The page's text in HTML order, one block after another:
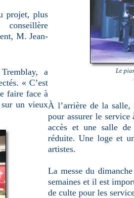
projet, plus
M. Jean-
a
« C’est
faire face à
sur un vieux
Le
À l’arrière de la salle,
pour assurer le
accès et une salle
réduite. Une loge et
artistes.
La messe du
semaines et il est
de culte pour les